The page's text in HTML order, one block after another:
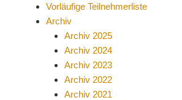
Vorläufige Teilnehmerliste
Archiv
Archiv 2025
Archiv 2024
Archiv 2023
Archiv 2022
Archiv 2021